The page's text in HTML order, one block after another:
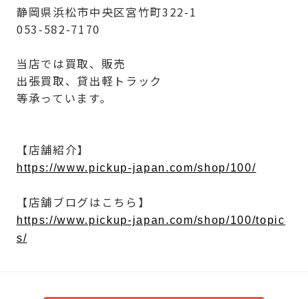
静岡県浜松市中央区宮竹町322-1
053-582-7170
当店では買取、販売
出張買取、貸出軽トラック
等承っています。
【店舗紹介】
https://www.pickup-japan.com/shop/100/
【店舗ブログはこちら】
https://www.pickup-japan.com/shop/100/topic
s/